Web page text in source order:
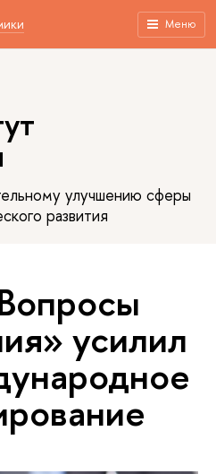
Меню
улучшению сферы
развития
усилил